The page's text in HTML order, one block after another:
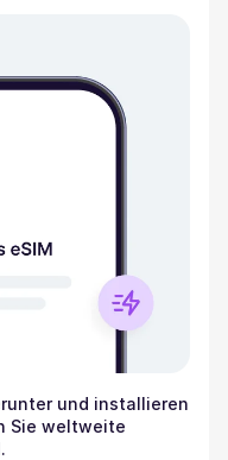
und installieren
Sie weltweite